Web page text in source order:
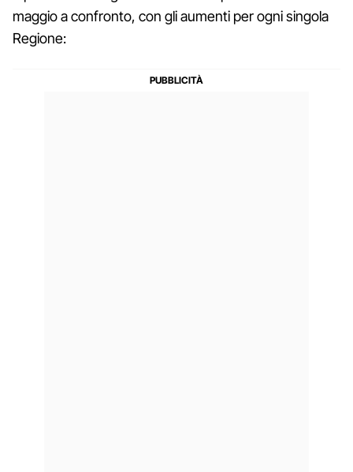
maggio a confronto, con gli aumenti per ogni singola
Regione: